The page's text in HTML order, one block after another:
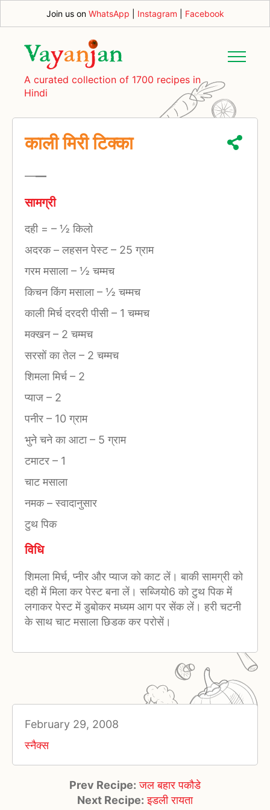
Join us on WhatsApp Instagram Facebook
A curated collection of 1700 recipes in
Hindi
काली मिरी टिक्का
——
सामग्री
दही = – ½ किलो
अदरक – लहसन पेस्ट– 25 ग्राम
गरम मसाला– ½ चम्मच
किचन किंग मसाला– ½ चम्मच
काली मिर्च दरदरी पीसी– 1 चम्मच
मक्खन– 2 चम्मच
सरसों का तेल – 2 चम्मच
शिमला मिर्च– 2
प्याज – 2
पनीर – 10 ग्राम
भुने चने का आटा– 5 ग्राम
टमाटर – 1
चाट मसाला
नमक–स्वादानुसार
टुथ पिक
विधि
शिमला मिर्च, प्नीर और प्याज को काट लें। बाकी सामग्री को
दही में मिला कर पेस्ट बना लें। सब्जियो6 को टुथ पिक में
लगाकर पेस्ट में डुबोकर मध्यम आग पर सेंक लें। हरी चटनी
के साथ चाट मसाला छिडक कर परोसें।
February 29, 2008
स्नैक्स
Prev Recipe: जल बहार पकौडे
Next Recipe: इडली रायता